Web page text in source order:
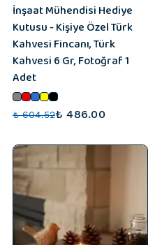
İnşaat Mühendisi Hediye
Kutusu - Kişiye Özel Türk
Kahvesi Fincanı, Türk
Kahvesi 6 Gr, Fotoğraf 1
Adet
₺ 604.52₺ 486.00